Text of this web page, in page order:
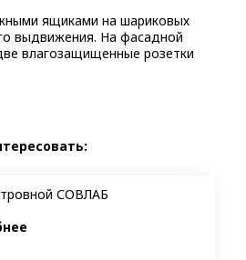
ящиками на шариковых
выдвижения. На фасадной
влагозащищенные розетки
СОВЛАБ